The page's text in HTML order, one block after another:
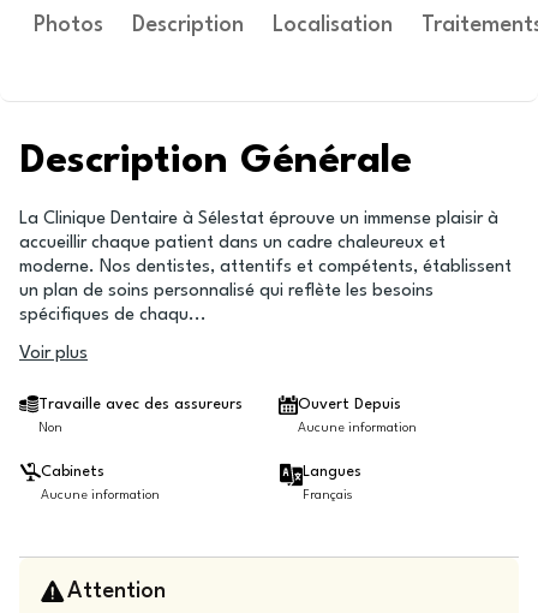
Photos Description Localisation
Description Générale
La Clinique Dentaire à Sélestat éprouve un immense plaisir à
accueillir chaque patient dans un cadre chaleureux et
moderne. Nos dentistes, attentifs et compétents, établissent
un plan de soins personnalisé qui reflète les besoins
spécifiques de chaqu...
Voir plus
Travaille avec des assureurs
Non
Ouvert Depuis
Aucune information
Cabinets
Aucune information
Langues
Français
Attention